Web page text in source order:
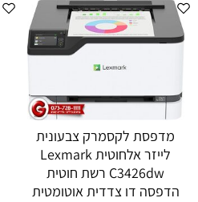
מדפסת לקסמרק צבעונית
לייזר אלחוטית Lexmark
C3426dw רשת חוטית
הדפסה דו צדדית אוטומטית